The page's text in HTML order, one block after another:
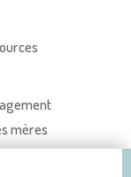
mères